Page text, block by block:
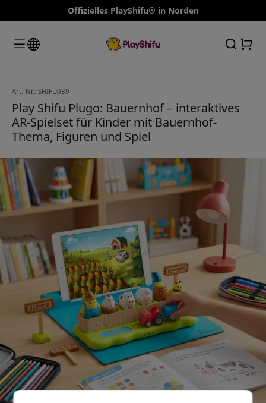
Offizielles PlayShifu® in Norden
Art.-Nr.: SHIFU039
Play Shifu Plugo: Bauernhof – interaktives
AR-Spielset für Kinder mit Bauernhof-
Thema, Figuren und Spiel